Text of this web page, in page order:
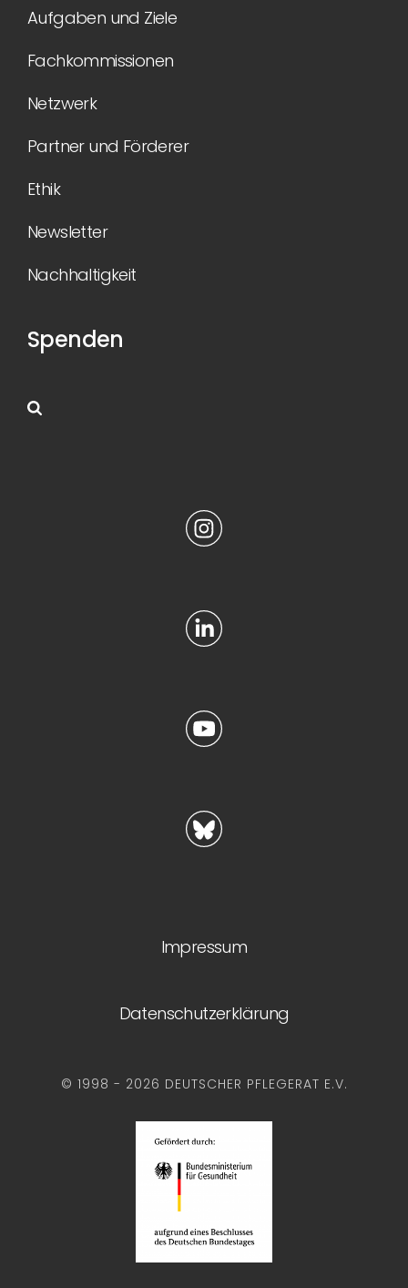
Aufgaben und Ziele
Fachkommissionen
Netzwerk
Partner und Förderer
Ethik
Newsletter
Nachhaltigkeit
Spenden
Impressum
Datenschutzerklärung
© 1998 - 2026 DEUTSCHER PFLEGERAT E.V.